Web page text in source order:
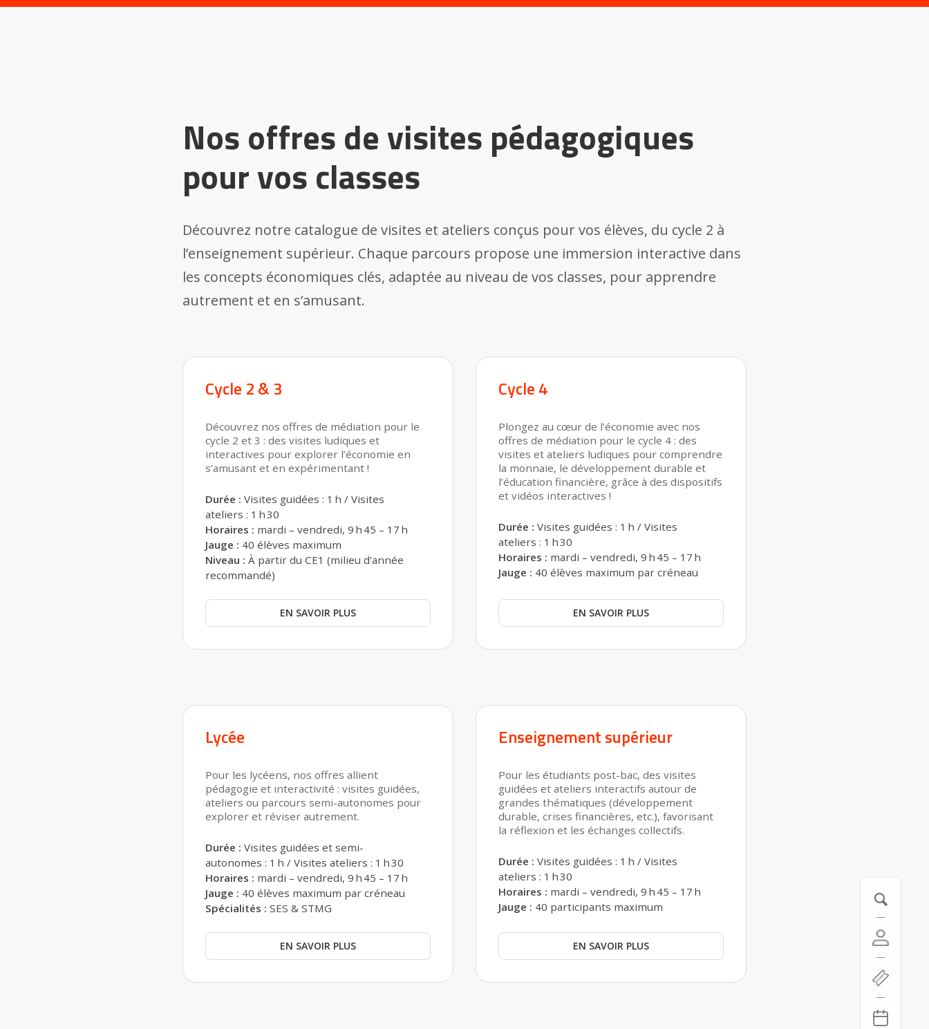
Nos offres de visites pédagogiques
pour vos classes
Découvrez notre catalogue de visites et ateliers conçus pour vos élèves, du cycle 2 à
l’enseignement supérieur. Chaque parcours propose une immersion interactive dans
les concepts économiques clés, adaptée au niveau de vos classes, pour apprendre
autrement et en s’amusant.
Cycle 2 & 3
Découvrez nos offres de médiation pour le
cycle 2 et 3 : des visites ludiques et
interactives pour explorer l’économie en
s’amusant et en expérimentant !
Durée : Visites guidées : 1 h / Visites
ateliers : 1 h 30
Horaires : mardi – vendredi, 9 h 45 – 17 h
Jauge : 40 élèves maximum
Niveau : À partir du CE1 (milieu d’année
recommandé)
EN SAVOIR PLUS
Cycle 4
Plongez au cœur de l’économie avec nos
offres de médiation pour le cycle 4 : des
visites et ateliers ludiques pour comprendre
la monnaie, le développement durable et
l’éducation financière, grâce à des dispositifs
et vidéos interactives !
Durée : Visites guidées : 1 h / Visites
ateliers : 1 h 30
Horaires : mardi – vendredi, 9 h 45 – 17 h
Jauge : 40 élèves maximum par créneau
EN SAVOIR PLUS
Lycée
Pour les lycéens, nos offres allient
pédagogie et interactivité : visites guidées,
ateliers ou parcours semi-autonomes pour
explorer et réviser autrement.
Durée : Visites guidées et semi-
autonomes : 1 h / Visites ateliers : 1 h 30
Horaires : mardi – vendredi, 9 h 45 – 17 h
Jauge : 40 élèves maximum par créneau
Spécialités : SES & STMG
EN SAVOIR PLUS
Enseignement supérieur
Pour les étudiants post-bac, des visites
guidées et ateliers interactifs autour de
grandes thématiques (développement
durable, crises financières, etc.), favorisant
la réflexion et les échanges collectifs.
Durée : Visites guidées : 1 h / Visites
ateliers : 1 h 30
Horaires : mardi – vendredi, 9 h 45 – 17 h
Jauge : 40 participants maximum
EN SAVOIR PLUS